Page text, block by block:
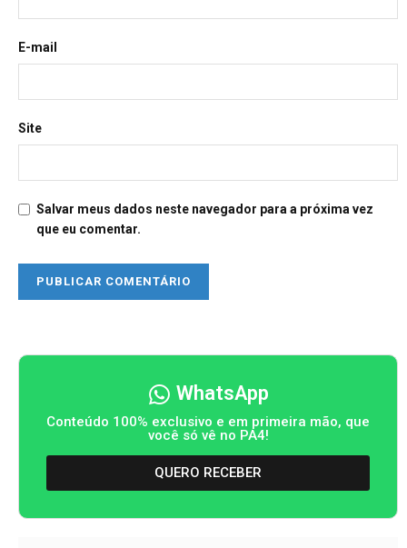
E-mail
Site
Salvar meus dados neste navegador para a próxima vez
que eu comentar.
WhatsApp
Conteúdo 100% exclusivo e em primeira mão, que
você só vê no PA4!
QUERO RECEBER